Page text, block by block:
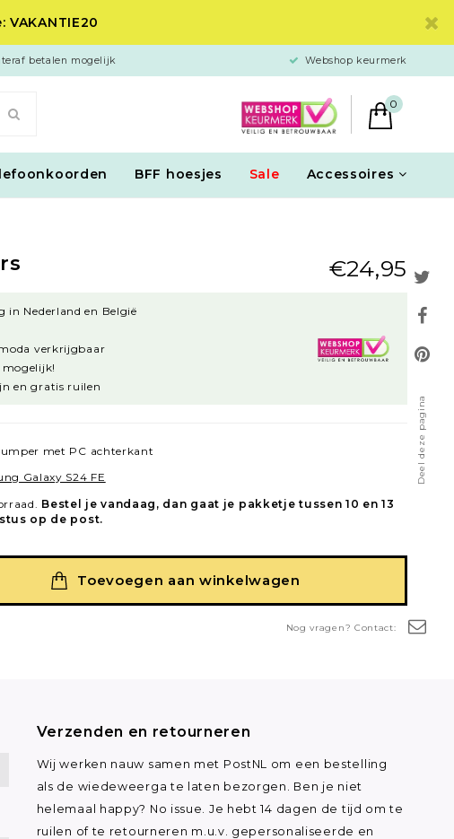
betalen mogelijk Webshop keurmerk
0
BFF hoesjes Sale Accessoires
Deel deze pagina
Nog vragen? Contact:
€24,95
in Nederland en België
verkrijgbaar
en gratis ruilen
met PC achterkant
Galaxy S24 FE
Bestel je vandaag, dan gaat je pakketje tussen 10 en 13
op de post.
Toevoegen aan winkelwagen
Verzenden en retourneren
Wij werken nauw samen met PostNL om een bestelling
als de wiedeweerga te laten bezorgen. Ben je niet
helemaal happy? No issue. Je hebt 14 dagen de tijd om te
ruilen of te retourneren m.u.v. gepersonaliseerde en